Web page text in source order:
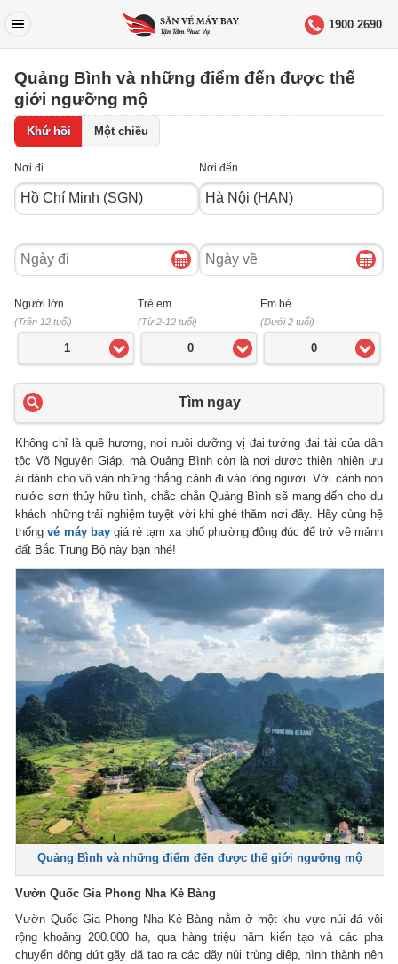
1900 2690
Quảng Bình và những điểm đến được thế
giới ngưỡng mộ
Khứ hồi Một chiều
Nơi đi Nơi đến
Ngày
đi
Ngày
về
Người lớn
(Trên 12 tuổi)
1
Trẻ em
(Từ 2-12 tuổi)
0
Em bé
(Dưới 2 tuổi)
0
Tìm ngay
Không chỉ là quê hương, nơi nuôi dưỡng vị đại tướng đại tài của dân
tộc Võ Nguyên Giáp, mà Quảng Bình còn là nơi được thiên nhiên ưu
ái dành cho vô vàn những thắng cảnh đi vào lòng người. Với cảnh non
nước sơn thủy hữu tình, chắc chắn Quảng Bình sẽ mang đến cho du
khách những trải nghiệm tuyệt vời khi ghé thăm nơi đây. Hãy cùng hệ
thốngvé máy bay giá rẻ tạm xa phố phường đông đúc để trở về mảnh
đất Bắc Trung Bộ này bạn nhé!
Quảng Bình và những điểm đến được thế giới ngưỡng mộ
Vườn Quốc Gia Phong Nha Kẻ Bàng
Vườn Quốc Gia Phong Nha Kẻ Bàng nằm ở một khu vực núi đá vôi
rộng khoảng 200.000 ha, qua hàng triệu năm kiến tạo và các pha
chuyển động đứt gãy đã tạo ra các dãy núi trùng điệp, hình thành nên